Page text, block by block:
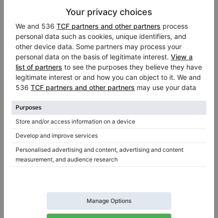
Professionnel (Entreprise)
Carlingford Music Centre
Carlingford / Australie
Je suis un distributeur:Casio,Kawai,Petrof
Visitez le magasin virtuel du vendeur